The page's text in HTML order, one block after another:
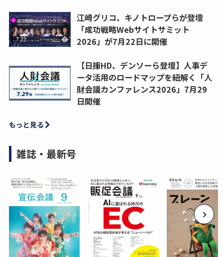
江崎グリコ、キノトロープらが登壇
「成功戦略Webサイトサミット
2026」が7月22日に開催
【日揮HD、デンソーら登壇】人事デ
ータ活用のロードマップを紐解く「人
財会議カンファレンス2026」7月29
日開催
もっと見る
雑誌・最新号